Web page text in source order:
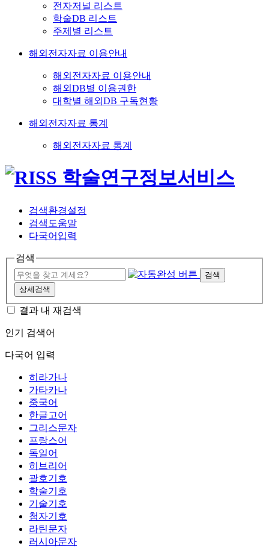
전자저널 리스트
학술DB 리스트
주제별 리스트
해외전자자료 이용안내
해외전자자료 이용안내
해외DB별 이용권한
대학별 해외DB 구독현황
해외전자자료 통계
해외전자자료 통계
검색환경설정
검색도움말
다국어입력
검색
검색
상세검색
결과 내 재검색
인기 검색어
다국어 입력
히라가나
가타카나
중국어
한글고어
그리스문자
프랑스어
독일어
히브리어
괄호기호
학술기호
기술기호
첨자기호
라틴문자
러시아문자